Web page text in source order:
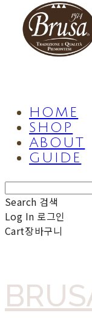
HOME
SHOP
ABOUT
GUIDE
Search 검색
Log In 로그인
Cart장바구니